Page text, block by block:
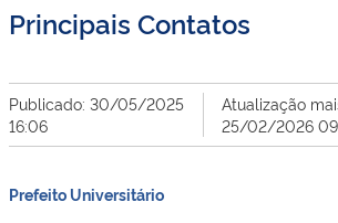
Principais Contatos
Publicado: 30/05/2025
16:06
Atualização
25/02/2026
Prefeito Universitário